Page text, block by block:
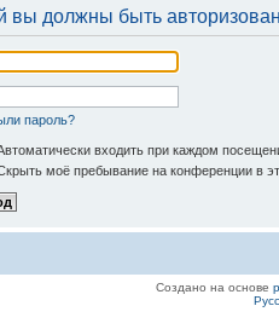
вы должны быть
пароль?
входить при каждом
моё пребывание на конференции в
Создано на основе